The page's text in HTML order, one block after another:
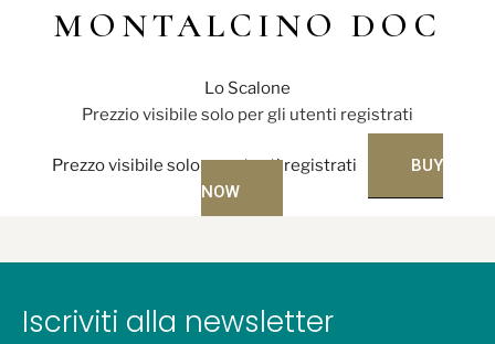
MONTALCINO DOC
Lo Scalone
Prezzio visibile solo per gli utenti registrati
Prezzo visibile solo per utenti registrati
BUY
NOW
Iscriviti alla newsletter